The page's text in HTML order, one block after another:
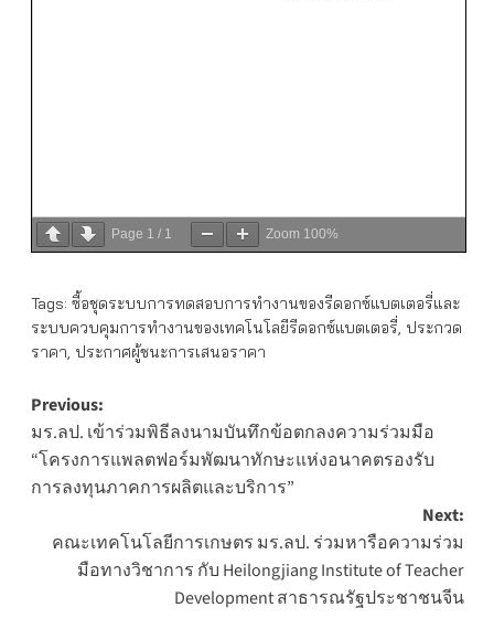
Page 1 / 1 Zoom 100%
Tags: ซื้อชุดระบบการทดสอบการทำงานของรีดอกซ์แบตเตอรี่และ
ระบบควบคุมการทำงานของเทคโนโลยีรีดอกซ์แบตเตอรี่, ประกวด
ราคา, ประกาศผู้ชนะการเสนอราคา
Post
navigation
Previous:
มร.ลป. เข้าร่วมพิธีลงนามบันทึกข้อตกลงความร่วมมือ
“โครงการแพลตฟอร์มพัฒนาทักษะแห่งอนาคตรองรับ
การลงทุนภาคการผลิตและบริการ”
Next:
คณะเทคโนโลยีการเกษตร มร.ลป. ร่วมหารือความร่วม
มือทางวิชาการ กับ Heilongjiang Institute of Teacher
Development สาธารณรัฐประชาชนจีน